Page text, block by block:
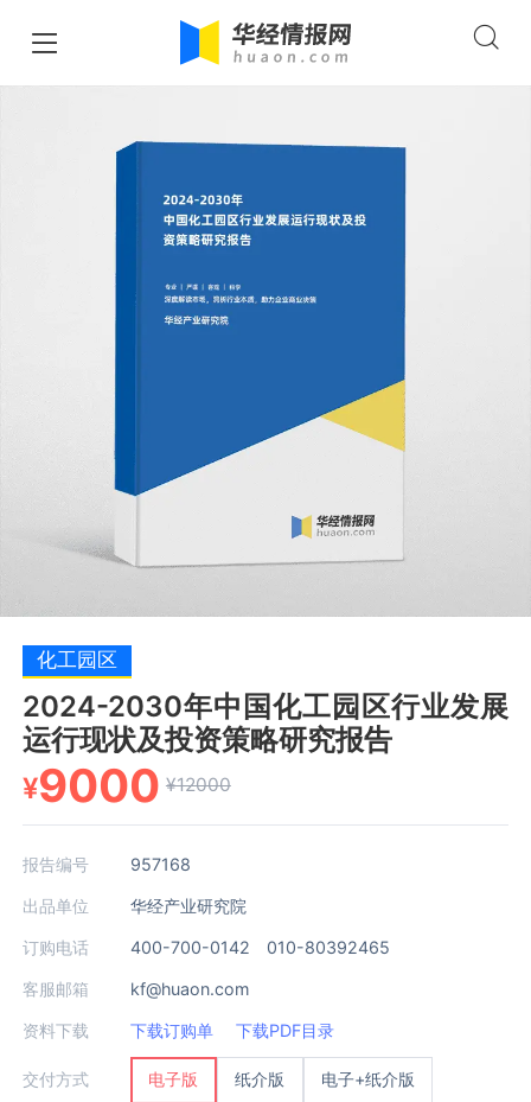
化工园区
2024-2030年中国化工园区行业发展
运行现状及投资策略研究报告
¥9000 ¥12000
报告编号 957168
出品单位 华经产业研究院
订购电话 400-700-0142 010-80392465
客服邮箱 kf@huaon.com
资料下载 下载订购单 下载PDF目录
交付方式 电子版 纸介版 电子+纸介版